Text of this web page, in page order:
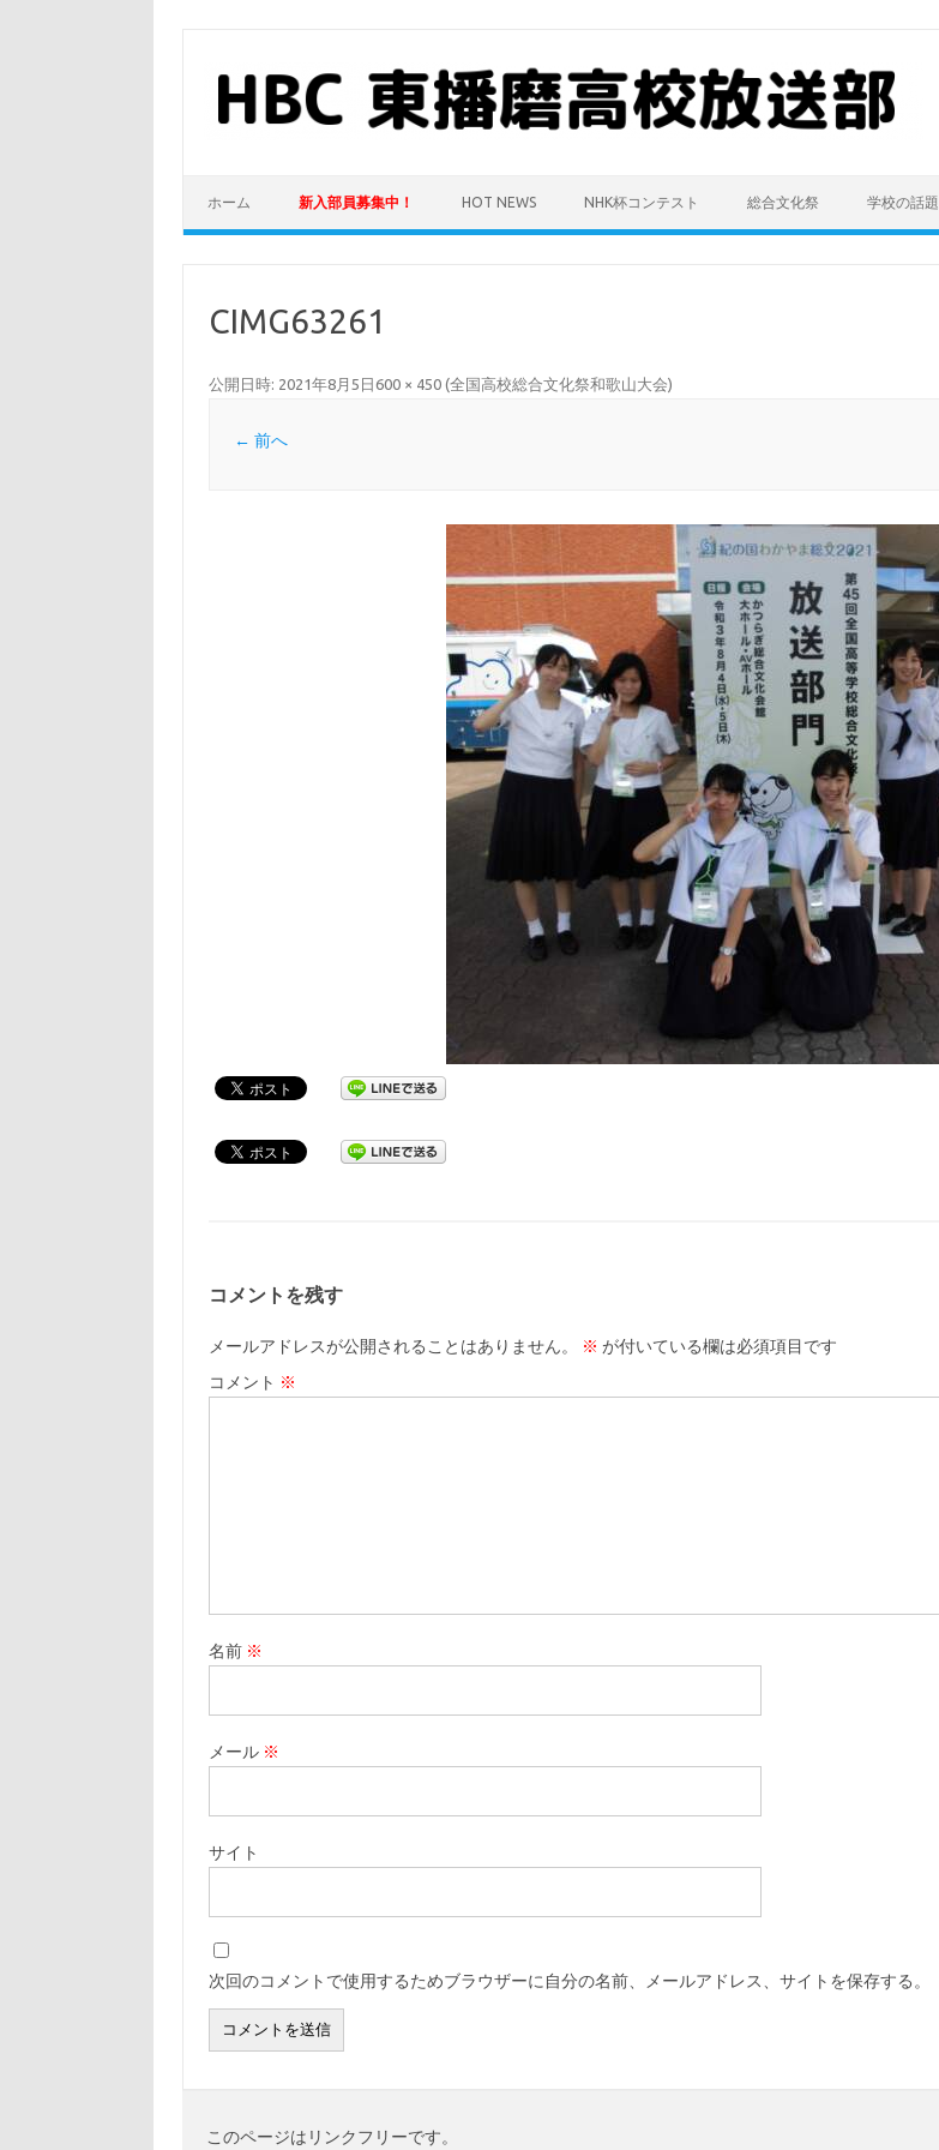
ホーム 新入部員募集中！ HOT NEWS NHK杯コンテスト 総合文化祭 学校の話題
CIMG63261
公開日時: 2021年8月5日 600 × 450(全国高校総合文化祭和歌山大会)
← 前へ
コメントを残す
メールアドレスが公開されることはありません。 ※ が付いている欄は必須項目です
コメント ※
名前 ※
メール ※
サイト
次回のコメントで使用するためブラウザーに自分の名前、メールアドレス、サイトを保存する。
このページはリンクフリーです。